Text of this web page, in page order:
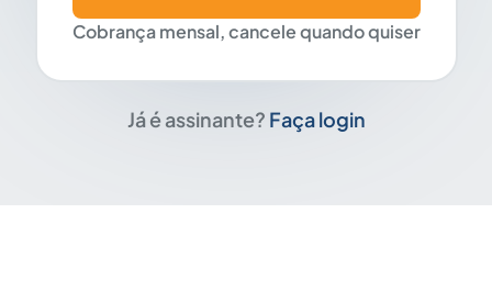
Cobrança mensal, cancele quando quiser
Já é assinante? Faça login